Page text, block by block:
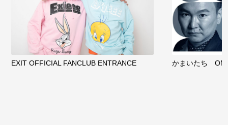
EXIT OFFICIAL FANCLUB ENTRANCE かまいたち